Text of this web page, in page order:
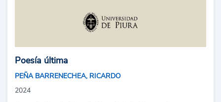
Poesía última
PEÑA BARRENECHEA, RICARDO
2024